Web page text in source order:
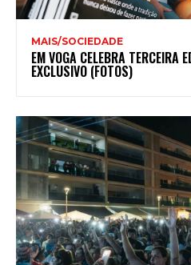
MAIS/SOCIEDADE
EM VOGA CELEBRA TERCEIRA
EXCLUSIVO (FOTOS)